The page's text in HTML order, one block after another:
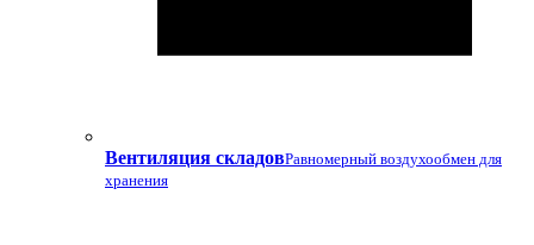
Вентиляция складовРавномерный воздухообмен для
хранения